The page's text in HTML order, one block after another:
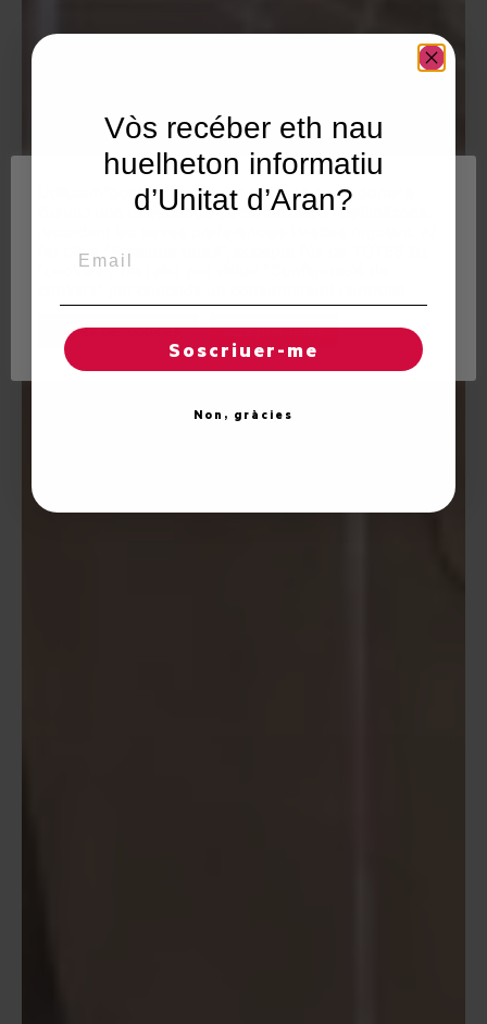
Utilitzem"cookies" al nostre lloc web per a donar a
l'usuari una experiència personalitzada i optimitzada,
fer clic a "Acceptar totes", accepta l'ús de TOTES les
"cookies". Tot i així, pot visitar "Configuració de
Regles de "cookies" Acceptar totes
Vòs recéber eth nau
huelheton informatiu
d’Unitat d’Aran?
Soscriuer-me
Non, gràcies